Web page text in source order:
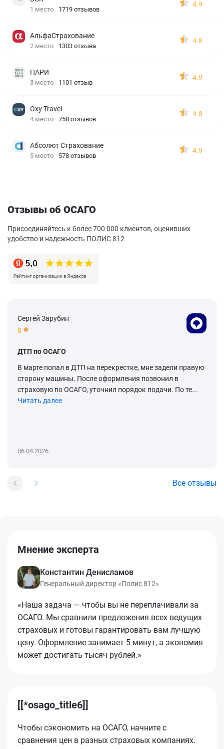
1 место 1719 отзывов
4.9
АльфаСтрахование
2 место 1303 отзыва
4.8
ПАРИ
3 место 1101 отзыв
4.9
Oxy Travel
4 место 758 отзывов
4.8
Абсолют Страхование
5 место 578 отзывов
4.9
Отзывы об ОСАГО
Присоединяйтесь к более 700 000 клиентов, оценивших
удобство и надежность ПОЛИС 812
Сергей Зарубин
5
ДТП по ОСАГО
В марте попал в ДТП на перекрестке, мне задели правую
сторону машины. После оформления позвонил в
страховую по ОСАГО, уточнил порядок подачи. По те...
Читать далее
06.04.2026
Все отзывы
Мнение эксперта
Константин Денисламов
Генеральный директор «Полис 812»
«Наша задача — чтобы вы не переплачивали за
ОСАГО. Мы сравнили предложения всех ведущих
страховых и готовы гарантировать вам лучшую
цену. Оформление занимает 5 минут, а экономия
может достигать тысяч рублей.»
[[*osago_title6]]
Чтобы сэкономить на ОСАГО, начните с
сравнения цен в разных страховых компаниях.